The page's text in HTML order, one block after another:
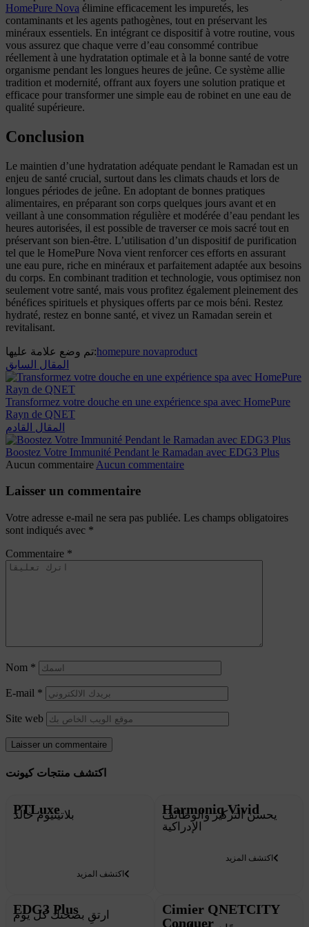
HomePure Nova élimine efficacement les impuretés, les
contaminants et les agents pathogènes, tout en préservant les
minéraux essentiels. En intégrant ce dispositif à votre routine, vous
vous assurez que chaque verre d’eau consommé contribue
réellement à une hydratation optimale et à la bonne santé de votre
organisme pendant les longues heures de jeûne. Ce système allie
tradition et modernité, offrant aux foyers une solution pratique et
efficace pour transformer une simple eau de robinet en une eau de
qualité supérieure.
Conclusion
Le maintien d’une hydratation adéquate pendant le Ramadan est un
enjeu de santé crucial, surtout dans les climats chauds et lors de
longues périodes de jeûne. En adoptant de bonnes pratiques
alimentaires, en préparant son corps quelques jours avant et en
veillant à une consommation régulière et modérée d’eau pendant les
heures autorisées, il est possible de traverser ce mois sacré tout en
préservant son bien-être. L’utilisation d’un dispositif de purification
tel que le HomePure Nova vient renforcer ces efforts en assurant
une eau pure, riche en minéraux et parfaitement adaptée aux besoins
du corps. En combinant tradition et technologie, vous optimisez non
seulement votre santé, mais vous profitez également pleinement des
bénéfices spirituels et physiques offerts par ce mois béni. Restez
hydraté, restez en bonne santé, et vivez un Ramadan serein et
revitalisant.
تم وضع علامة عليها:homepure novaproduct
المقال السابق
Transformez votre douche en une expérience spa avec HomePure
Rayn de QNET
المقال القادم
Boostez Votre Immunité Pendant le Ramadan avec EDG3 Plus
Aucun commentaire Aucun commentaire
Laisser un commentaire
Votre adresse e-mail ne sera pas publiée. Les champs obligatoires
sont indiqués avec *
Commentaire *
Nom *
E-mail *
Site web
اكتشف منتجات كيونت
PTLuxe
بلاتينيوم خالد
اكتشف المزيد
Harmoniq Vivid
يحسن التركيز والوظائف
الإدراكية
اكتشف المزيد
EDG3 Plus
ارتقِ بصحتك كل يوم
Cimier QNETCITY
Conquer